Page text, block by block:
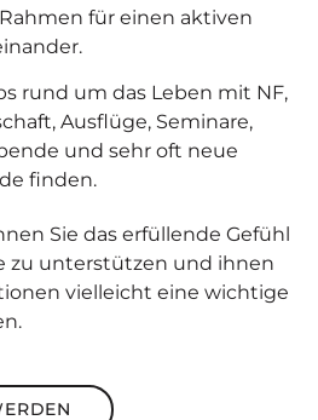
für einen aktiven
rund um das Leben mit NF,
Ausflüge, Seminare,
und sehr oft neue
finden.
Sie das erfüllende Gefühl
zu unterstützen und ihnen
vielleicht eine wichtige